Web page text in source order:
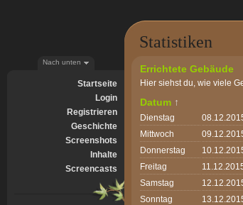
Nach unten
Startseite
Login
Registrieren
Geschichte
Screenshots
Inhalte
Screencasts
Statistiken
Errichtete Gebäude
Hier siehst du, wie viele
Datum ↑
Dienstag
Mittwoch
Donnerstag
Freitag
Samstag
Sonntag